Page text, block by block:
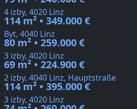
4 izby, 4020 Linz
114 m² • 349.000 €
Byt, 4040 Linz
80 m² • 259.000 €
3 izby, 4020 Linz
69 m² • 224.900 €
2 izby, 4040 Linz, Hauptstraße
114 m² • 395.000 €
3 izby, 4020 Linz